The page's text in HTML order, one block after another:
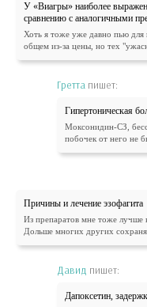
У «Виагры» наиболее
сравнению с аналогичными
Хоть я тоже уже давно пью для
общем из-за цены, но тех
Гретта пишет:
Гипертоническая
Моксонидин-СЗ,
побочек от него не
Причины и лечение эзофагита
Из препаратов мне тоже лучше
Дольше многих других
Давид пишет:
Дапоксетин,